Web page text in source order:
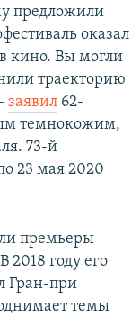
предложили
оказал
кино. Вы могли
траекторию
заявил 62-
темнокожим,
73-й
23 мая 2020
премьеры
году его
Гран-при
темы